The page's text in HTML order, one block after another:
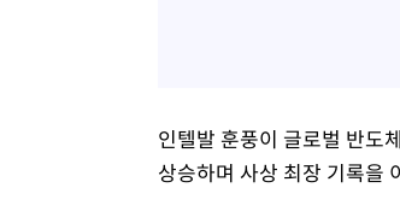
인텔발 훈풍이 글로벌 반도
상승하며 사상 최장 기록